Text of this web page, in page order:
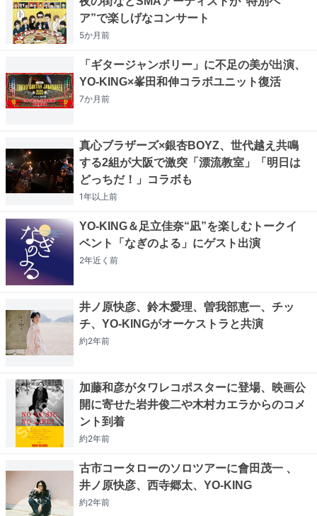
ア”で楽しげなコンサート
5か月前
「ギタージャンボリー」に不足の美が出演、
YO-KING×峯田和伸コラボユニット復活
7か月前
真心ブラザーズ×銀杏BOYZ、世代越え共鳴
する2組が大阪で激突「漂流教室」「明日は
どっちだ！」コラボも
1年以上前
YO-KING＆足立佳奈“凪”を楽しむトークイ
ベント「なぎのよる」にゲスト出演
2年近く 前
井ノ原快彦、鈴木愛理、曽我部恵一、チッ
チ、YO-KINGがオーケストラと共演
約2年前
加藤和彦がタワレコポスターに登場、映画公
開に寄せた岩井俊二や木村カエラからのコメ
ント到着
約2年前
古市コータローのソロツアーに會田茂一 、
井ノ原快彦、西寺郷太、YO-KING
約2年前